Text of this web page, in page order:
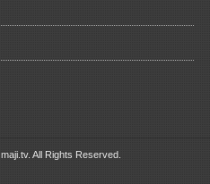
All Rights Reserved.